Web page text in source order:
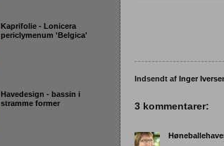
Indsendt af Inger
3 kommentarer:
Kaprifolie - Lonicera
periclymenum 'Belgica'
Havedesign - bassin i
stramme former